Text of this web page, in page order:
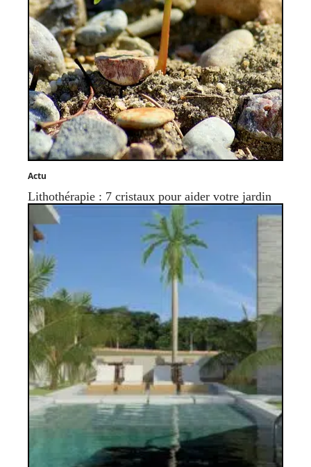
Actu
Lithothérapie : 7 cristaux pour aider votre jardin